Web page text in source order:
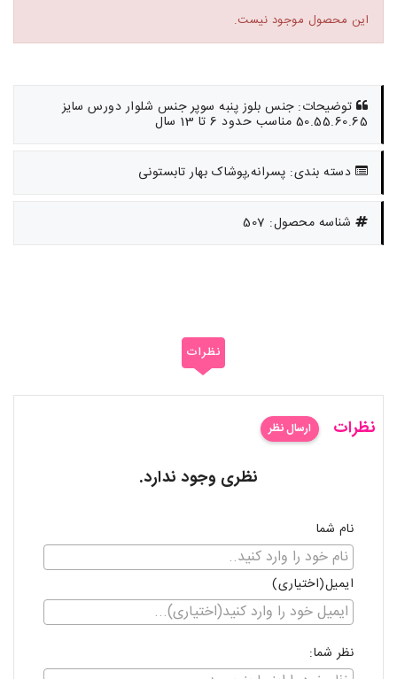
این محصول موجود نیست.
توضیحات: جنس بلوز پنبه سوپر جنس شلوار دورس سایز
50.55.60.65 مناسب حدود 6 تا 13 سال
دسته بندی: پسرانه,پوشاک بهار تابستونی
شناسه محصول: 507
نظرات
نظرات ارسال نظر
نظری وجود ندارد.
نام شما
ایمیل(اختیاری)
نظر شما: